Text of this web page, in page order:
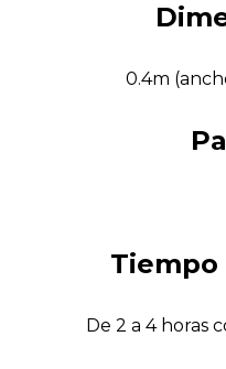
0.4m
De 2 a 4 horas